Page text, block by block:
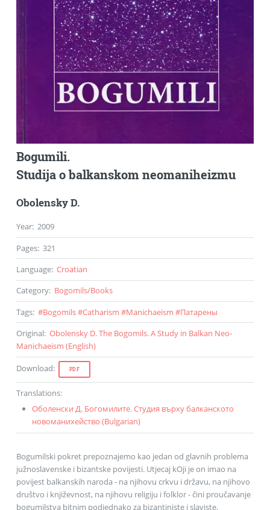
Bogumili.
Studija o balkanskom neomaniheizmu
Obolensky D.
Year: 2009
Pages: 321
Language: Croatian
Category: Bogomils/Books
Tags: #Bogomils#Catharism #Manichaeism #Патарены
Original: Obolensky D. The Bogomils. A Study in Balkan Neo-
Manichaeism (English)
Download: PDF
Translations:
Оболенски Д. Богомилите. Студия върху балканското
новоманихейство (Bulgarian)
Bogumilski pokret prepoznajemo kao jedan od glavnih problema
južnoslavenske i bizantske povijesti. Utjecaj kOji je on imao na
povijest balkanskih naroda - na njihovu crkvu i državu, na njihovo
društvo i književnost, na njihovu religiju i folklor - čini proučavanje
bogumilstva bitnim podjednako za bizantiniste i slaviste.